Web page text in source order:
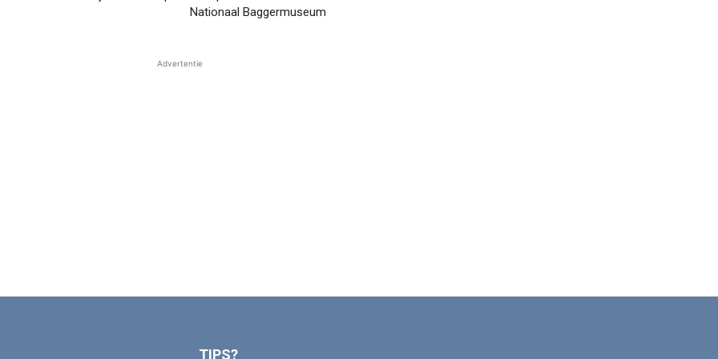
Nationaal Baggermuseum
Advertentie
TIPS?